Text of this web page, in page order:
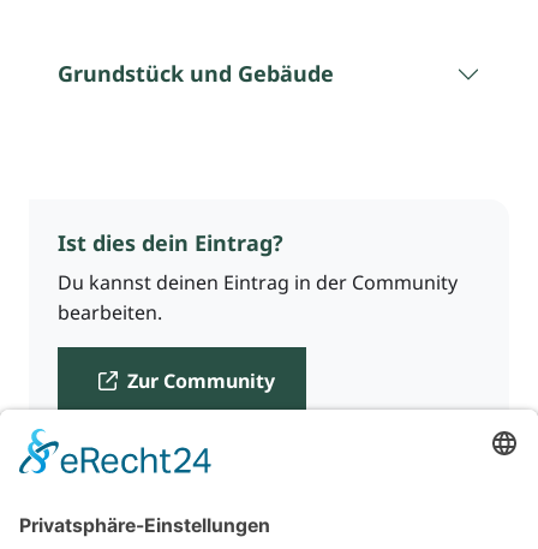
Grundstück und Gebäude
Ist dies dein Eintrag?
Du kannst deinen Eintrag in der Community
bearbeiten.
Zur Community